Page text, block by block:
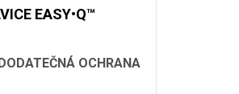
rukojetí pro dobrý
EASY•Q™
OCHRANA